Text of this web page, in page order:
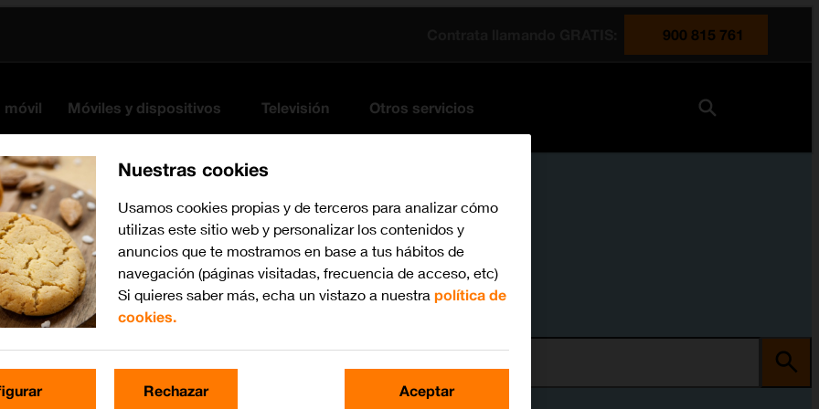
900 815 761
móvil Móviles y dispositivos Televisión Otros servicios
Nuestras cookies
Usamos cookies propias y de terceros para analizar cómo
utilizas este sitio web y personalizar los contenidos y
anuncios que te mostramos en base a tus hábitos de
navegación (páginas visitadas, frecuencia de acceso, etc)
Si quieres saber más, echa un vistazo a nuestra política de
cookies.
Rechazar Aceptar